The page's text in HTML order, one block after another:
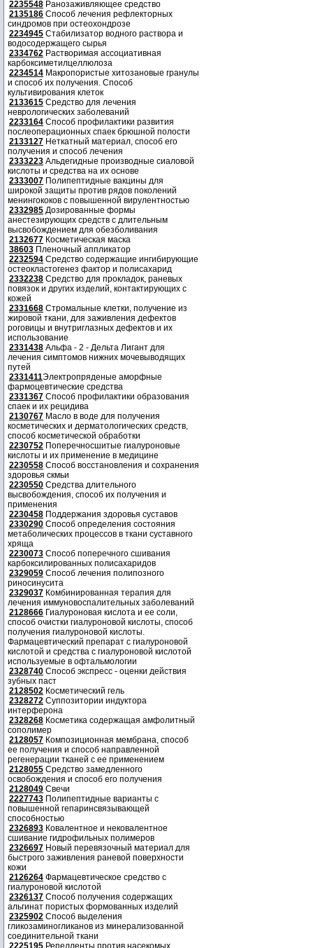
2235548 Ранозаживляющее средство
2135186 Способ лечения рефлекторных
синдромов при остеохондрозе
2234945 Стабилизатор водного раствора и
водосодержащего сырья
2334762 Растворимая ассоциативная
карбоксиметилцеллюлоза
2234514 Макропористые хитозановые гранулы
и способ их получения. Способ
культивирования клеток
2133615 Средство для лечения
неврологических заболеваний
2233164 Способ профилактики развития
послеоперационных спаек брюшной полости
2133127 Неткатный материал, способ его
получения и способ лечения
2333223 Альдегидные производные сиаловой
кислоты и средства на их основе
2333007 Полипептидные вакцины для
широкой защиты против рядов поколений
менингококов с повышенной вирулентностью
2332985 Дозированные формы
анестезирующих средств с длительным
высвобождением для обезболивания
2132677 Косметическая маска
38603 Пленочный аппликатор
2232594 Средство содержащие ингибирующие
остеокластогенез фактор и полисахарид
2332238 Средство для прокладок, раневых
повязок и других изделий, контактирующих с
кожей
2331668 Стромальные клетки, получение из
жировой ткани, для заживления дефектов
роговицы и внутриглазных дефектов и их
использование
2331438 Альфа - 2 - Дельта Лигант для
лечения симптомов нижних мочевыводящих
путей
2331411Электропряденые аморфные
фармоцевтические средства
2331367 Способ профилактики образования
спаек и их рецидива
2130767 Масло в воде для получения
косметических и дерматологических средств,
способ косметической обработки
2230752 Поперечносшитые гиалуроновые
кислоты и их применение в медицине
2230558 Способ восстановления и сохранения
здоровья скмьи
2230550 Средства длительного
высвобождения, способ их получения и
применения
2230458 Поддержания здоровья суставов
2330290 Способ определения состояния
метаболических процессов в ткани суставного
хряща
2230073 Способ поперечного сшивания
карбоксилированных полисахаридов
2329059 Способ лечения полипозного
риносинусита
2329037 Комбинированная терапия для
лечения иммуновоспалительных заболеваний
2128666 Гиалуроновая кислота и ее соли,
способ очистки гиалуроновой кислоты, способ
получения гиалуроновой кислоты.
Фармацевтический препарат с гиалуроновой
кислотой и средства с гиалуроновой кислотой
используемые в офтальмологии
2328740 Способ экспресс - оценки действия
зубных паст
2128502 Косметический гель
2328272 Суппозитории индуктора
интерферона
2328268 Косметика содержащая амфолитный
сополимер
2128057 Композиционная мембрана, способ
ее получения и способ направленной
регенерации тканей с ее применением
2128055 Средство замедленного
освобождения и способ его получения
2128049 Свечи
2227743 Полипептидные варианты с
повышенной гепаринсвязывающей
способностью
2326893 Ковалентное и нековалентное
сшивание гидрофильных полимеров
2326697 Новый перевязочный материал для
быстрого заживления раневой поверхности
кожи
2126264 Фармацевтическое средство с
гиалуроновой кислотой
2326137 Способ получения содержащих
альгинат пористых формованных изделий
2325902 Способ выделения
гликозаминогликанов из минерализованной
соединительной ткани
2225195 Репелленты против насекомых